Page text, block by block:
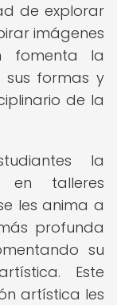
de explorar
imágenes
fomenta la
formas y
de la
la
en talleres
les anima a
profunda
su
Este
artística les